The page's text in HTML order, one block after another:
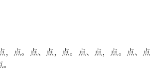
， 点。 点、 点 ， 点。 点、 点 ， 点。 点、 点
。